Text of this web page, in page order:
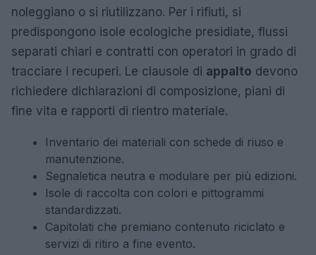
noleggiano o si riutilizzano. Per i rifiuti, si
predispongono isole ecologiche presidiate, flussi
separati chiari e contratti con operatori in grado di
tracciare i recuperi. Le clausole di appalto devono
richiedere dichiarazioni di composizione, piani di
fine vita e rapporti di rientro materiale.
Inventario dei materiali con schede di riuso e
manutenzione.
Segnaletica neutra e modulare per più edizioni.
Isole di raccolta con colori e pittogrammi
standardizzati.
Capitolati che premiano contenuto riciclato e
servizi di ritiro a fine evento.